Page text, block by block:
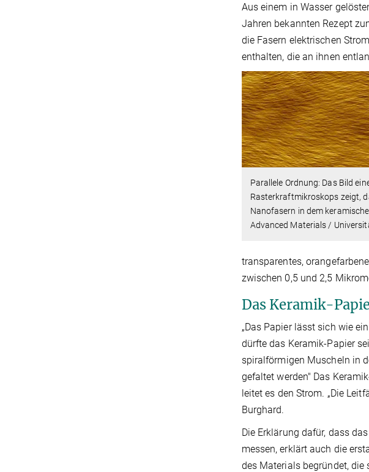
Aus einem in Wasser
Jahren bekannten Rezept
die Fasern elektrischen
enthalten, die an ihnen
Parallele Ordnung: Das Bild
Rasterkraftmikroskops zeigt,
Nanofasern in dem
Advanced Materials /
transparentes,
zwischen 0,5 und 2,5
Das Keramik-
„Das Papier lässt sich wie
dürfte das Keramik-Papier
spiralförmigen Muscheln in
gefaltet werden" Das
leitet es den Strom. „Die
Burghard.
Die Erklärung dafür, dass
messen, erklärt auch die
des Materials begründet, die